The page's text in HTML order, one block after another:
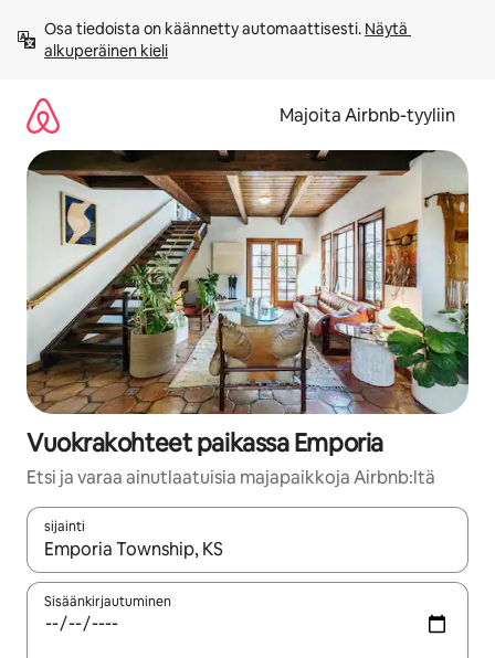
sisältö
väliin
Osa tiedoista on käännetty automaattisesti. Näytä
alkuperäinen kieli
Majoita Airbnb-tyyliin
Vuokrakohteet paikassa Emporia
Etsi ja varaa ainutlaatuisia majapaikkoja Airbnb:ltä
sijainti
Kun tulokset ovat saatavilla, navigoi ylös- ja alas-
Sisäänkirjautuminen